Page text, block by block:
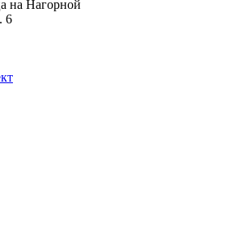
на Нагорной
6